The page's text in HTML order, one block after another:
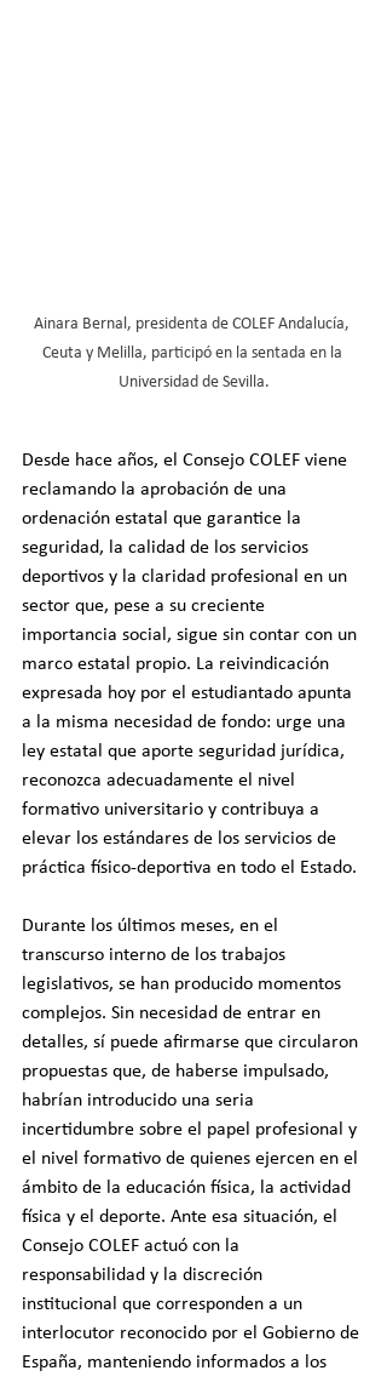
Ainara Bernal, presidenta de COLEF Andalucía,
Ceuta y Melilla, participó en la sentada en la
Universidad de Sevilla.
Desde hace años, el Consejo COLEF viene
reclamando la aprobación de una
ordenación estatal que garantice la
seguridad, la calidad de los servicios
deportivos y la claridad profesional en un
sector que, pese a su creciente
importancia social, sigue sin contar con un
marco estatal propio. La reivindicación
expresada hoy por el estudiantado apunta
a la misma necesidad de fondo: urge una
ley estatal que aporte seguridad jurídica,
reconozca adecuadamente el nivel
formativo universitario y contribuya a
elevar los estándares de los servicios de
práctica físico-deportiva en todo el Estado.
Durante los últimos meses, en el
transcurso interno de los trabajos
legislativos, se han producido momentos
complejos. Sin necesidad de entrar en
detalles, sí puede afirmarse que circularon
propuestas que, de haberse impulsado,
habrían introducido una seria
incertidumbre sobre el papel profesional y
el nivel formativo de quienes ejercen en el
ámbito de la educación física, la actividad
física y el deporte. Ante esa situación, el
Consejo COLEF actuó con la
responsabilidad y la discreción
institucional que corresponden a un
interlocutor reconocido por el Gobierno de
España, manteniendo informados a los